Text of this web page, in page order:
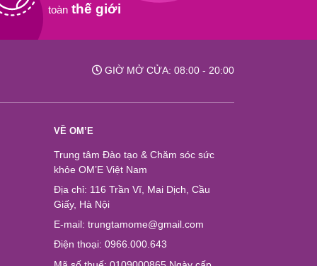
toànthế giới
GIỜ MỞ CỬA: 08:00 - 20:00
VỀ OM’E
Trung tâm Đào tạo & Chăm sóc sức
khỏe OM’E Việt Nam
Địa chỉ: 116 Trần Vĩ, Mai Dịch, Cầu
Giấy, Hà Nội
E-mail: trungtamome@gmail.com
Điện thoại: 0966.000.643